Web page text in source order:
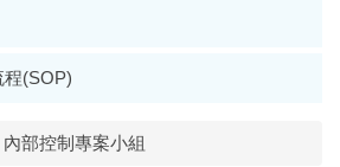
(SOP)
內部控制專案小組